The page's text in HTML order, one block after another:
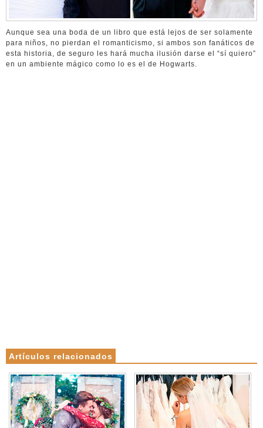
Aunque sea una boda de un libro que está lejos de ser solamente
para niños, no pierdan el romanticismo, si ambos son fanáticos de
esta historia, de seguro les hará mucha ilusión darse el “sí quiero”
en un ambiente mágico como lo es el de Hogwarts.
Artículos relacionados